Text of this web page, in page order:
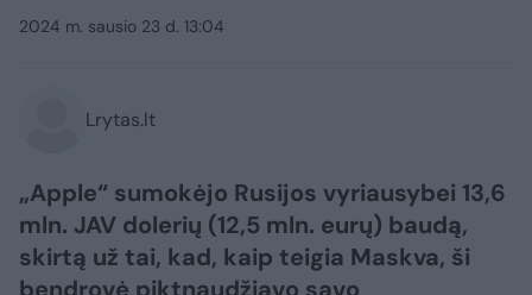
2024 m. sausio 23 d. 13:04
Lrytas.lt
„Apple“ sumokėjo Rusijos vyriausybei 13,6
mln. JAV dolerių (12,5 mln. eurų) baudą,
skirtą už tai, kad, kaip teigia Maskva, ši